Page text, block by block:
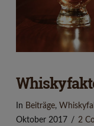
In Beiträge,
Oktober 2017
2